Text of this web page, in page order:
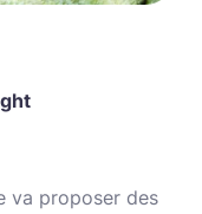
va proposer des